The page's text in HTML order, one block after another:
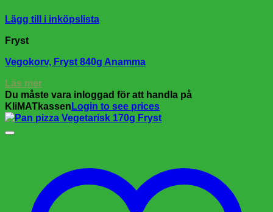
Lägg till i inköpslista
Fryst
Vegokorv, Fryst 840g Anamma
Läs mer
Du måste vara inloggad för att handla på
KliMATkassen Login to see prices